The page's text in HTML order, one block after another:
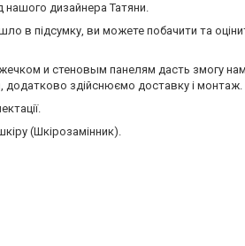
нашого дизайнера Татяни.
в підсумку, ви можете побачити та
и стеновым панелям дасть змогу
додатково здійснюємо доставку і монтаж.
(Шкірозамінник).